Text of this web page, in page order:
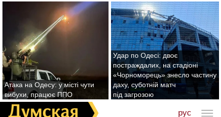
Атака на Одесу: у місті чути
вибухи, працює ППО
Удар по Одесі: двоє
постраждалих, на стадіоні
«Чорноморець» знесло частину
даху, суботній матч
під загрозою
рус